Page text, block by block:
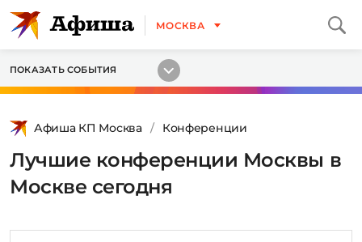
МОСКВА
ПОКАЗАТЬ СОБЫТИЯ
Афиша КП Москва Конференции
Лучшие конференции Москвы в
Москве сегодня